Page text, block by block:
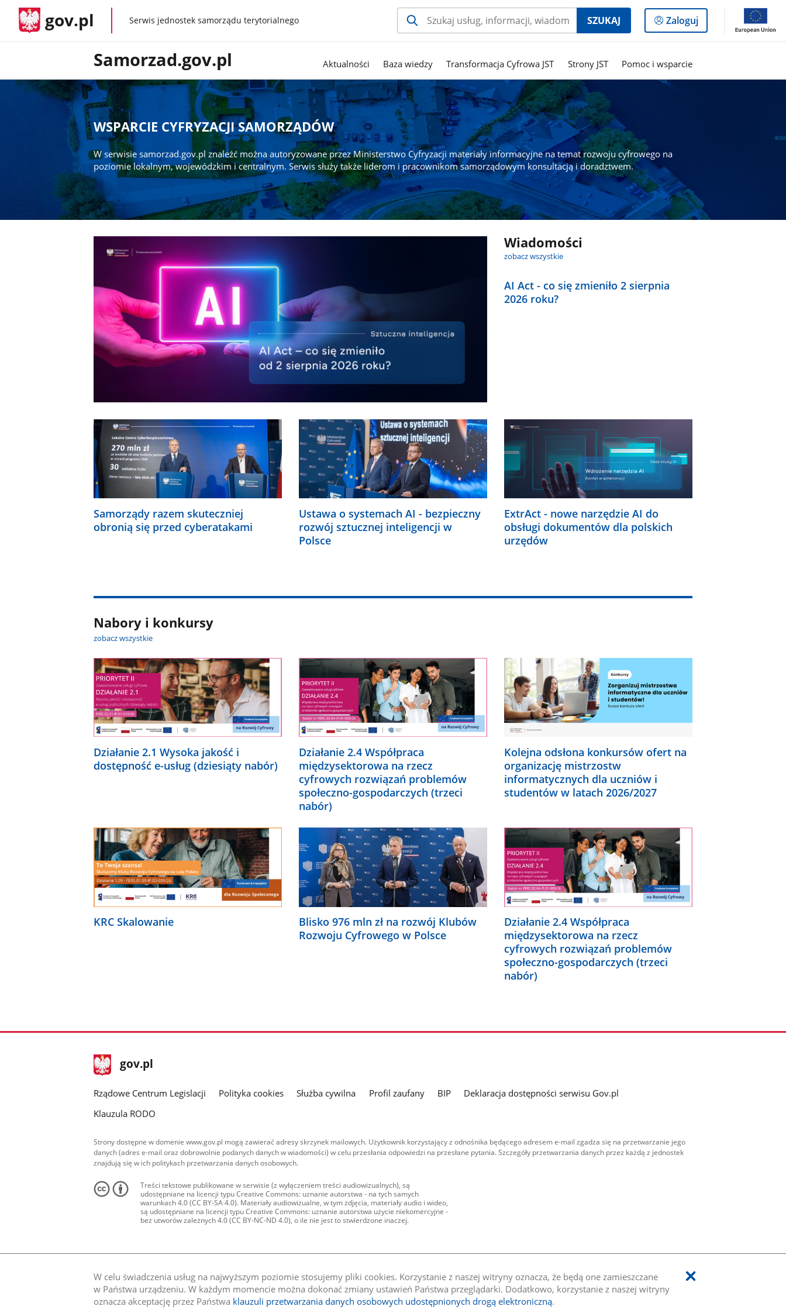
W celu świadczenia usług na najwyższym poziomie stosujemy pliki cookies. Korzystanie z naszej witryny oznacza, że będą one zamieszczane
w Państwa urządzeniu. W każdym momencie można dokonać zmiany ustawień Państwa przeglądarki. Dodatkowo, korzystanie z naszej witryny
oznacza akceptację przez Państwa klauzuli przetwarzania danych osobowych udostępnionych drogą elektroniczną.
gov.pl gov.plSerwis jednostek samorządu terytorialnego SZUKAJ
Logowanie
do
Zaloguj
Samorzad.gov.pl Aktualności Baza wiedzy Transformacja Cyfrowa JST Strony JST Pomoc i wsparcie
WSPARCIE CYFRYZACJI SAMORZĄDÓW
W serwisie samorzad.gov.pl znaleźć można autoryzowane przez Ministerstwo Cyfryzacji materiały informacyjne na temat rozwoju cyfrowego na
poziomie lokalnym, wojewódzkim i centralnym. Serwis służy także liderom i pracownikom samorządowym konsultacją i doradztwem.
Wiadomości
zobacz wszystkie
AI Act - co się zmieniło 2 sierpnia
2026 roku?
Samorządy razem skuteczniej
obronią się przed cyberatakami
Ustawa o systemach AI - bezpieczny
rozwój sztucznej inteligencji w
Polsce
ExtrAct - nowe narzędzie AI do
obsługi dokumentów dla polskich
urzędów
Nabory i konkursy
zobacz wszystkie
Działanie 2.1 Wysoka jakość i
dostępność e-usług (dziesiąty nabór)
Działanie 2.4 Współpraca
międzysektorowa na rzecz
cyfrowych rozwiązań problemów
społeczno-gospodarczych (trzeci
nabór)
Kolejna odsłona konkursów ofert na
organizację mistrzostw
informatycznych dla uczniów i
studentów w latach 2026/2027
KRC Skalowanie
Blisko 976 mln zł na rozwój Klubów
Rozwoju Cyfrowego w Polsce
Działanie 2.4 Współpraca
międzysektorowa na rzecz
cyfrowych rozwiązań problemów
społeczno-gospodarczych (trzeci
nabór)
stopka
gov.pl Strona
gov.pl
Rządowe Centrum Legislacji Polityka cookies Służba cywilna Profil zaufany BIP
Deklaracja dostępności serwisu Gov.pl
Klauzula RODO
Strony dostępne w domenie www.gov.pl mogą zawierać adresy skrzynek mailowych. Użytkownik korzystający z odnośnika będącego adresem e-mail zgadza się na przetwarzanie jego
danych (adres e-mail oraz dobrowolnie podanych danych w wiadomości) w celu przesłania odpowiedzi na przesłane pytania. Szczegóły przetwarzania danych przez każdą z jednostek
znajdują się w ich politykach przetwarzania danych osobowych.
Treści tekstowe publikowane w serwisie (z wyłączeniem treści audiowizualnych), są
udostępniane na licencji typu Creative Commons: uznanie autorstwa - na tych samych
warunkach 4.0 (CC BY-SA 4.0). Materiały audiowizualne, w tym zdjęcia, materiały audio i wideo,
są udostępniane na licencji typu Creative Commons: uznanie autorstwa użycie niekomercyjne -
bez utworów zależnych 4.0 (CC BY-NC-ND 4.0), o ile nie jest to stwierdzone inaczej.